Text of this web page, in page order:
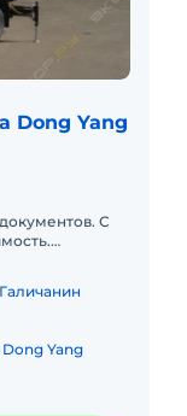
Dong Yang
С
Yang